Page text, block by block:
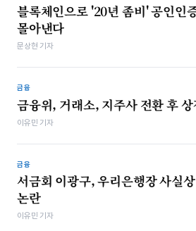
블록체인으로 '20년 좀비' 공인인
몰아낸다
문상현 기자
금융
금융위, 거래소, 지주사 전환 후 상
이유민 기자
금융
서금회 이광구, 우리은행장 사실
논란
이유민 기자